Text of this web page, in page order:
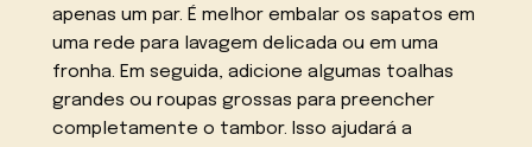
apenas um par. É melhor embalar os sapatos em
uma rede para lavagem delicada ou em uma
fronha. Em seguida, adicione algumas toalhas
grandes ou roupas grossas para preencher
completamente o tambor. Isso ajudará a